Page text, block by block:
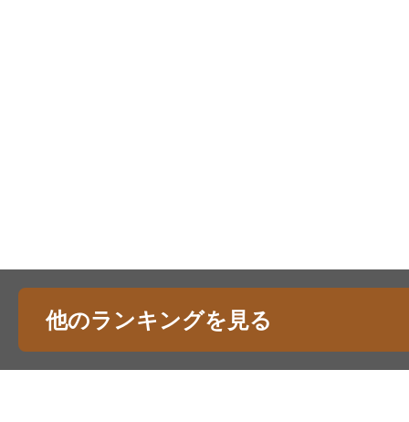
他のランキングを見る